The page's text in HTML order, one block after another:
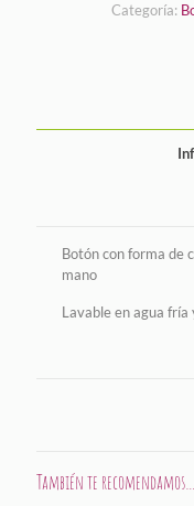
Categoría:
Botón con forma de
mano
Lavable en agua fría
También te recomendamos…